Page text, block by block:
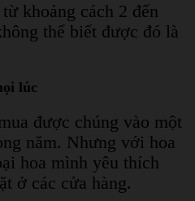
khoảng cách 2 đến
thể biết được đó là
lúc
được chúng vào một
năm. Nhưng với hoa
hoa mình yêu thích
ở các cửa hàng.